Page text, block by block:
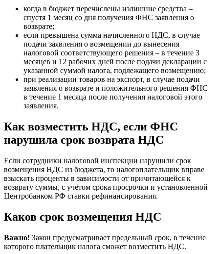
когда в бюджет перечислены излишние средства –
спустя 1 месяц со дня получения ФНС заявления о
возврате;
если превышена сумма начисленного НДС, в случае
подачи заявления о возмещении до вынесения
налоговой соответствующего решения – в течение 3
месяцев и 12 рабочих дней после подачи декларации с
указанной суммой налога, подлежащего возмещению;
при реализации товаров на экспорт, в случае подачи
заявления о возврате и положительного решения ФНС –
в течение 1 месяца после получения налоговой этого
заявления.
Как возместить НДС, если ФНС
нарушила срок возврата НДС
Если сотрудники налоговой инспекции нарушили срок
возмещения НДС из бюджета, то налогоплательщик вправе
взыскать проценты в зависимости от причитающейся к
возврату суммы, с учётом срока просрочки и установленной
Центробанком РФ ставки рефинансирования.
Каков срок возмещения НДС
Важно! Закон предусматривает предельный срок, в течение
которого плательщик налога сможет возместить НДС.